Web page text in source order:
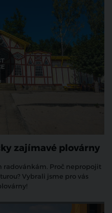
zajímavé plovárny
radovánkám. Proč nepropojit
Vybrali jsme pro vás